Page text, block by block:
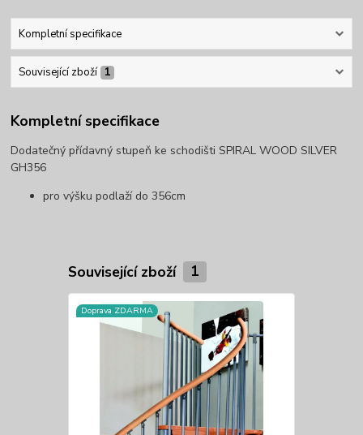
Kompletní specifikace
Související zboží 1
Kompletní specifikace
Dodatečný přídavný stupeň ke schodišti SPIRAL WOOD SILVER
GH356
pro výšku podlaží do 356cm
Související zboží 1
Doprava ZDARMA